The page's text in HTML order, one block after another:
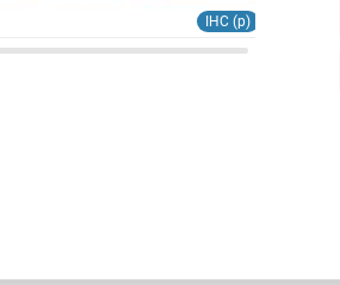
IHC (p)